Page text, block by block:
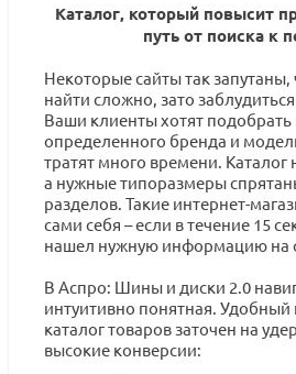
Каталог, который повысит
путь от поиска к
Некоторые сайты так
найти сложно, зато
Ваши клиенты хотят
определенного бренда и
тратят много времени. Каталог
а нужные типоразмеры
разделов. Такие интернет-
сами себя – если в течение 15
нашел нужную информацию на
В Аспро: Шины и диски 2.0
интуитивно понятная.
каталог товаров заточен на
высокие конверсии: